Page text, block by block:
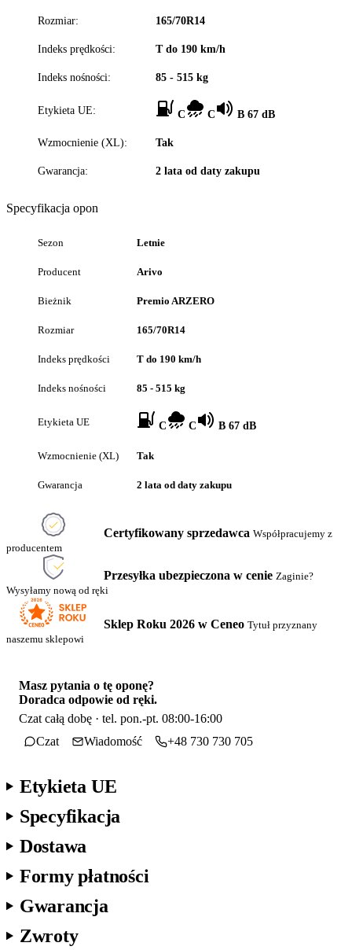
Rozmiar: 165/70R14
Indeks prędkości: T do 190 km/h
Indeks nośności: 85 - 515 kg
Etykieta UE: C C B 67 dB
Wzmocnienie (XL): Tak
Gwarancja: 2 lata od daty zakupu
Specyfikacja opon
Sezon Letnie
Producent Arivo
Bieżnik Premio ARZERO
Rozmiar 165/70R14
Indeks prędkości T do 190 km/h
Indeks nośności 85 - 515 kg
Etykieta UE C C B 67 dB
Wzmocnienie (XL) Tak
Gwarancja 2 lata od daty zakupu
Certyfikowany sprzedawca Współpracujemy z
producentem
Przesyłka ubezpieczona w cenie Zaginie?
Wysyłamy nową od ręki
Sklep Roku 2026 w Ceneo Tytuł przyznany
naszemu sklepowi
Masz pytania o tę oponę?
Doradca odpowie od ręki.
Czat całą dobę · tel. pon.-pt. 08:00-16:00
Czat
Wiadomość +48 730 730 705
Etykieta UE
Specyfikacja
Dostawa
Formy płatności
Gwarancja
Zwroty